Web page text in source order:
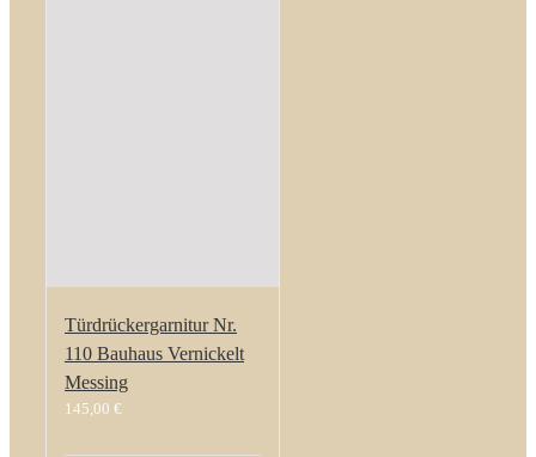
Türdrückergarnitur Nr.
110 Bauhaus Vernickelt
Messing
145,00 €